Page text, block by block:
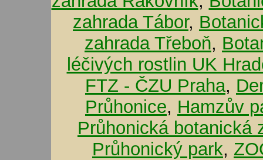
zahrada Tábor,
zahrada Třeboň,
léčivých rostlin UK
FTZ - ČZU Praha,
Průhonice, Hamzův
Průhonická botanická
Průhonický park,